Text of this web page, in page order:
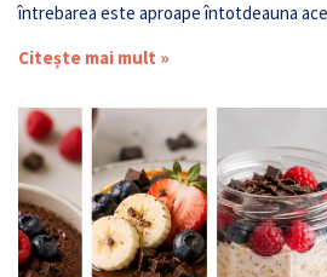
întrebarea este aproape întotdeauna
Citește mai mult »